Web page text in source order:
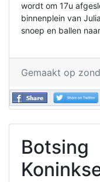
wordt om 17u
binnenplein van
snoep en ballen
Gemaakt op
Botsing